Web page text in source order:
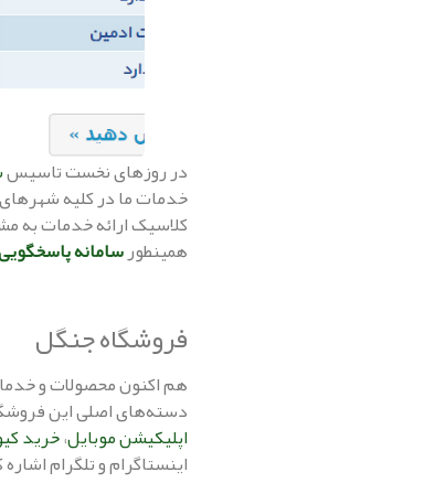
در روزهای نخست تاسیس
خدمات ما در کلیه
کلاسیک ارائه خدمات به
همینطورسامانه
فروشگاه جنگل
هم اکنون محصولات و
دسته‌های اصلی این
اپلیکیشن موبایل،خرید
اینستاگرام و تلگرام